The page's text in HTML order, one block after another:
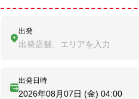
出発
出発店舗、エリアを入力
出発日時
2026年08月07日 (金) 04:00